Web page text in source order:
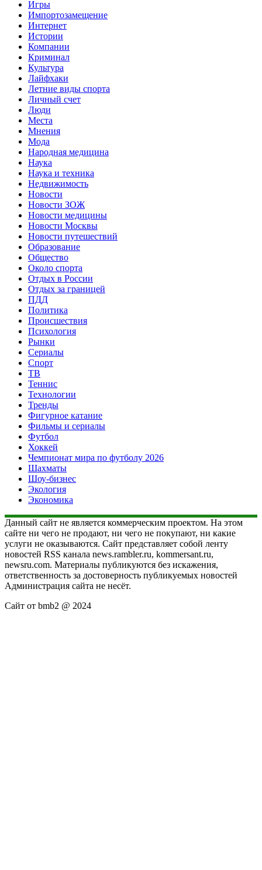
Игры
Импортозамещение
Интернет
Истории
Компании
Криминал
Культура
Лайфхаки
Летние виды спорта
Личный счет
Люди
Места
Мнения
Мода
Народная медицина
Наука
Наука и техника
Недвижимость
Новости
Новости ЗОЖ
Новости медицины
Новости Москвы
Новости путешествий
Образование
Общество
Около спорта
Отдых в России
Отдых за границей
ПДД
Политика
Происшествия
Психология
Рынки
Сериалы
Спорт
ТВ
Теннис
Технологии
Тренды
Фигурное катание
Фильмы и сериалы
Футбол
Хоккей
Чемпионат мира по футболу 2026
Шахматы
Шоу-бизнес
Экология
Экономика
Данный сайт не является коммерческим проектом. На этом
сайте ни чего не продают, ни чего не покупают, ни какие
услуги не оказываются. Сайт представляет собой ленту
новостей RSS канала news.rambler.ru, kommersant.ru,
newsru.com. Материалы публикуются без искажения,
ответственность за достоверность публикуемых новостей
Администрация сайта не несёт.
Сайт от bmb2 @ 2024